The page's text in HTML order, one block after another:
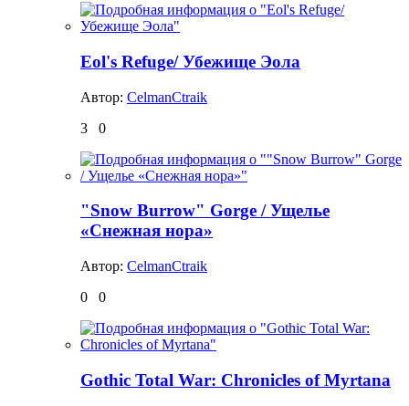
Eol's Refuge/ Убежище Эола
Автор: CelmanCtraik
3
0
"Snow Burrow" Gorge / Ущелье
«Снежная нора»
Автор: CelmanCtraik
0
0
Gothic Total War: Chronicles of Myrtana